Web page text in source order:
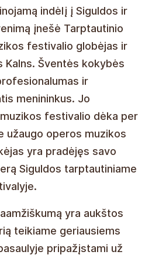
indėlį į Siguldos ir
įnešė Tarptautinio
festivalio globėjas ir
Kalns. Šventės kokybės
ir
menininkus. Jo
festivalio dėka per
užaugo operos muzikos
yra pradėjęs savo
Siguldos tarptautiniame
yra aukštos
teikiame geriausiems
pripažįstami už